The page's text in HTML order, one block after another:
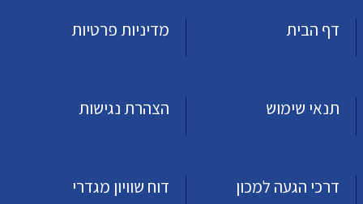
דף הבית
מדיניות פרטיות
תנאי שימוש הצהרת נגישות
דרכי הגעה למכון דוח שוויון מגדרי